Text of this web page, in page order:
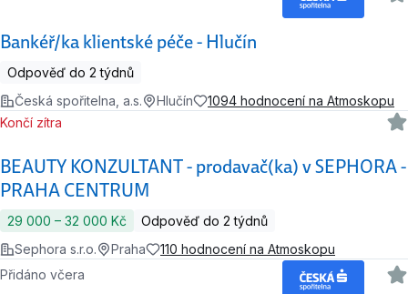
Bankéř/ka klientské péče - Hlučín
Odpověď do 2 týdnů
Česká spořitelna, a.s.
Hlučín 1094 hodnocení na Atmoskopu
BEAUTY KONZULTANT - prodavač(ka) v SEPHORA -
PRAHA CENTRUM
Končí zítra
29 000 ‍–‍ 32 000 Kč
Odpověď do 2 týdnů
Sephora s.r.o.
Praha 110 hodnocení na Atmoskopu
Přidáno včera